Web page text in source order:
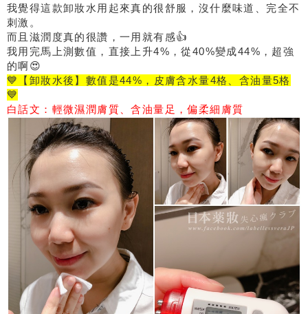
我覺得這款卸妝水用起來真的很舒服，沒什麼味道、完全不
刺激。
而且滋潤度真的很讚，一用就有感👍
我用完馬上測數值，直接上升4%，從40%變成44%，超強
的啊😍
💙【卸妝水後】數值是44%，皮膚含水量4格、含油量5格
💙
白話文：輕微濕潤膚質、含油量足，偏柔細膚質